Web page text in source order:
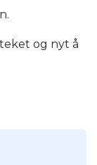
og nyt å